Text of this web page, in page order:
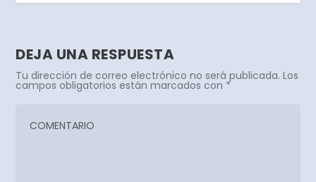
DEJA UNA RESPUESTA
Tu dirección de correo electrónico no será publicada. Los
campos obligatorios están marcados con *